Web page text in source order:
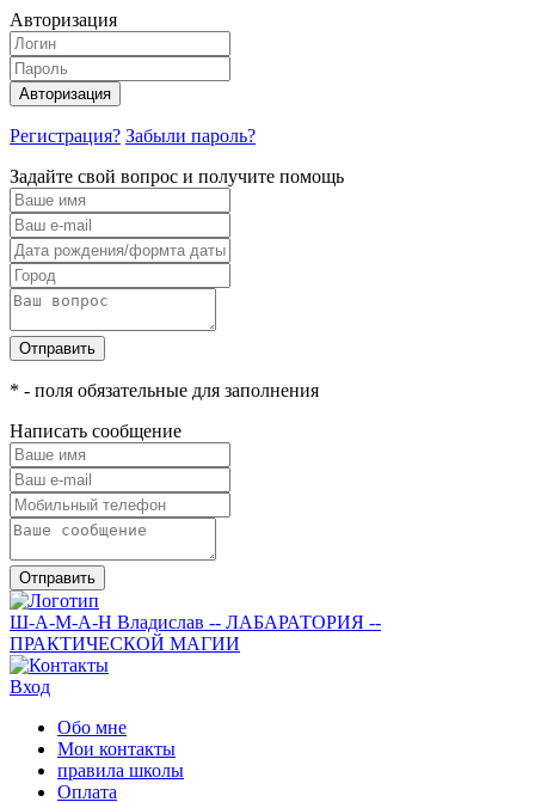
Авторизация
Авторизация
Регистрация? Забыли пароль?
Задайте свой вопрос и получите помощь
Отправить
* - поля обязательные для заполнения
Написать сообщение
Отправить
Ш-А-М-А-Н Владислав -- ЛАБАРАТОРИЯ --
ПРАКТИЧЕСКОЙ МАГИИ
Вход
Обо мне
Мои контакты
правила школы
Оплата